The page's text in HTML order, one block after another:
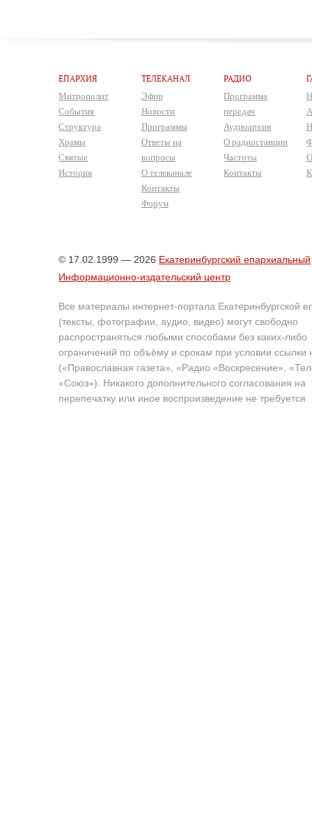
ЕПАРХИЯ
Митрополит
События
Структура
Храмы
Святые
История
ТЕЛЕКАНАЛ
Эфир
Новости
Программы
Ответы на
вопросы
О телеканале
Контакты
Форум
РАДИО
Программа
передач
Аудиоархив
О радиостанции
Частоты
Контакты
© 17.02.1999 — 2026 Екатеринбургский епархиальный
Информационно-издательский центр
Все материалы интернет-портала Екатеринбургской
(тексты, фотографии, аудио, видео) могут свободно
распространяться любыми способами без каких-либо
ограничений по объёму и срокам при условии ссылки
(«Православная газета», «Радио «Воскресение»,
«Союз»). Никакого дополнительного согласования на
перепечатку или иное воспроизведение не требуется.